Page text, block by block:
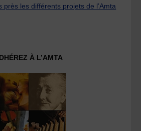
près les différents projets de l’Amta
À L’AMTA